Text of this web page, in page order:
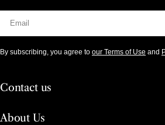
Contact us
About Us
By subscribing, you agree to our Terms of Use and